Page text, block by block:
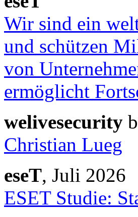
Wir sind ein
und schützen
von
ermöglicht
welivesecurity
Christian Lueg
eseT, Juli 2026
ESET Studie: